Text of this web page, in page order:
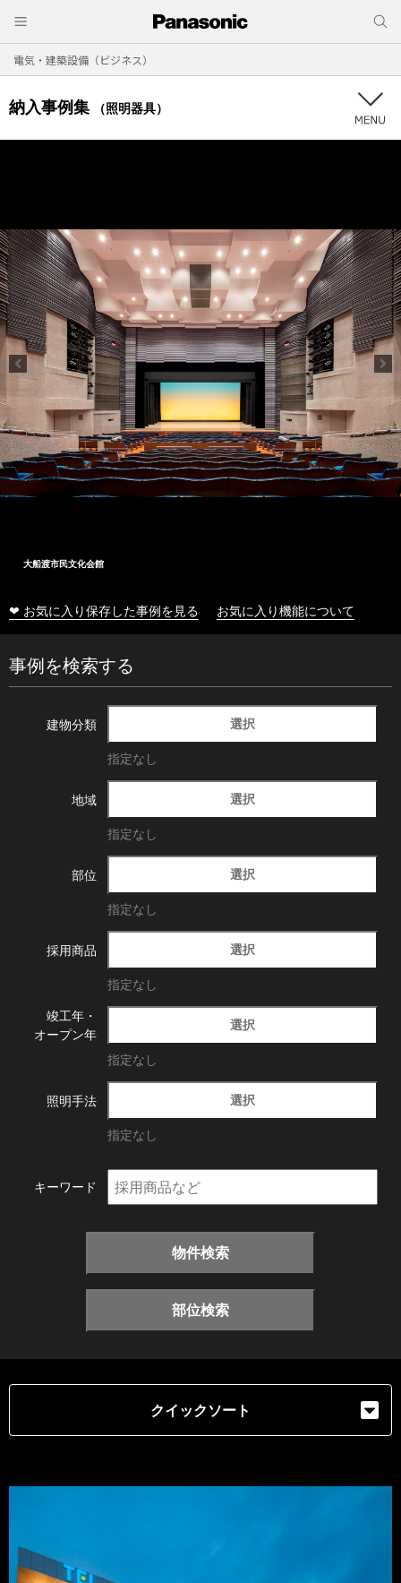
電気・建築設備（ビジネス）
納入事例集 （照明器具）
大船渡市民文化会館
❤ お気に入り保存した事例を見る お気に入り機能について
事例を検索する
建物分類 選択
指定なし
地域 選択
指定なし
部位 選択
指定なし
採用商品 選択
指定なし
竣工年・
オープン年
選択
指定なし
照明手法 選択
指定なし
キーワード
物件検索
部位検索
クイックソート